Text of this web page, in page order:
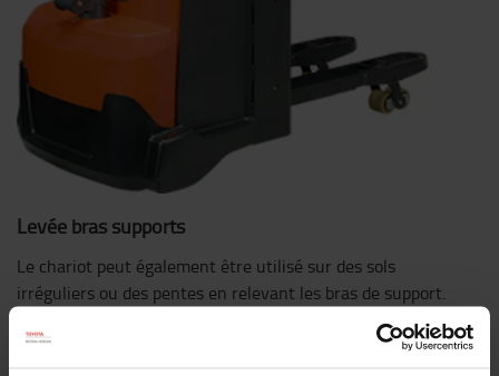
Levée bras supports
Le chariot peut également être utilisé sur des sols
irréguliers ou des pentes en relevant les bras de support.
Ce modèle peut recevoir une palette sur les fourches et
une autre sur les bras de support.